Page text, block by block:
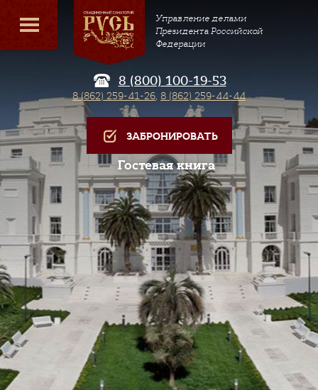
Управление делами
Президента Российской
Федерации
8 (800) 100-19-53
8 (862) 259-41-26, 8 (862) 259-44-44
ЗАБРОНИРОВАТЬ
Гостевая книга